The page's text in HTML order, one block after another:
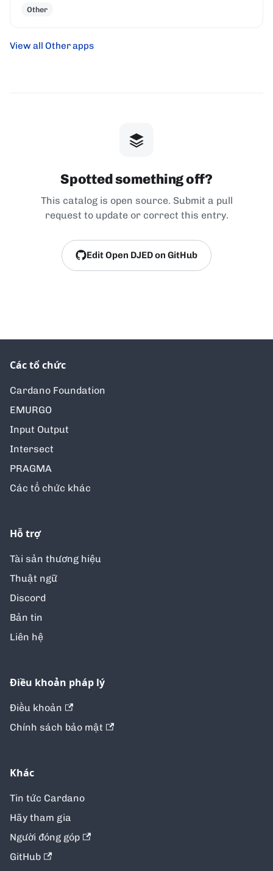
Other
View all Other apps
Spotted something off?
This catalog is open source. Submit a pull
request to update or correct this entry.
Edit Open DJED on GitHub
Các tổ chức
Cardano Foundation
EMURGO
Input Output
Intersect
PRAGMA
Các tổ chức khác
Hỗ trợ
Tài sản thương hiệu
Thuật ngữ
Discord
Bản tin
Liên hệ
Điều khoản pháp lý
Điều khoản
Chính sách bảo mật
Khác
Tin tức Cardano
Hãy tham gia
Người đóng góp
GitHub